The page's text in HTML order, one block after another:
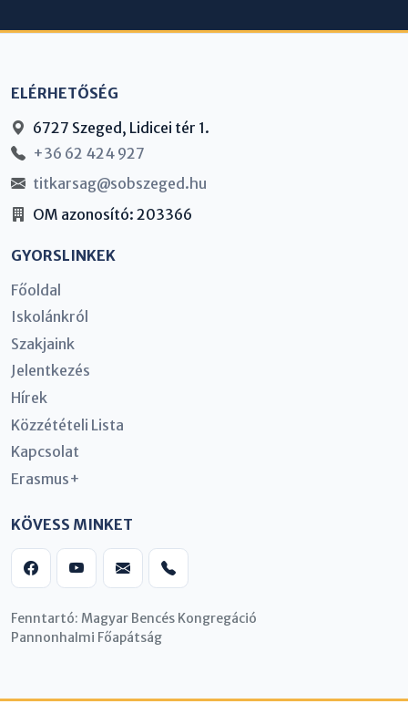
ELÉRHETŐSÉG
6727 Szeged, Lidicei tér 1.
+36 62 424 927
titkarsag@sobszeged.hu
OM azonosító: 203366
GYORSLINKEK
Főoldal
Iskolánkról
Szakjaink
Jelentkezés
Hírek
Közzétételi Lista
Kapcsolat
Erasmus+
KÖVESS MINKET
Fenntartó: Magyar Bencés Kongregáció
Pannonhalmi Főapátság